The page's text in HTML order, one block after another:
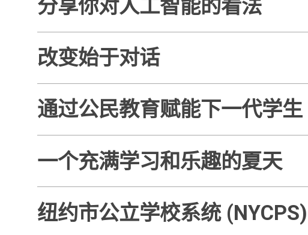
分享你对人工智能的看法
改变始于对话
通过公民教育赋能下一代学生
一个充满学习和乐趣的夏天
纽约市公立学校系统